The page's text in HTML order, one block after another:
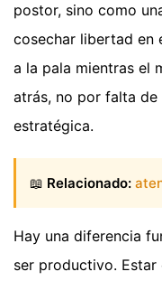
postor, sino como
cosechar libertad en
a la pala mientras el
atrás, no por falta
estratégica.
📖 Relacionado:
Hay una diferencia
ser productivo. Estar